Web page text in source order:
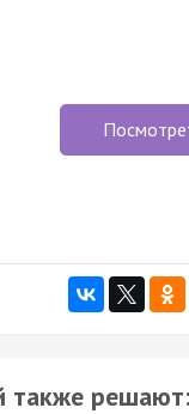
также решают: